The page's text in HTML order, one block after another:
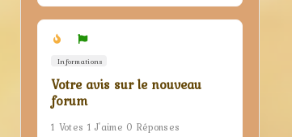
Informations
Votre avis sur le nouveau
forum
1 Votes 1 J'aime 0 Réponses